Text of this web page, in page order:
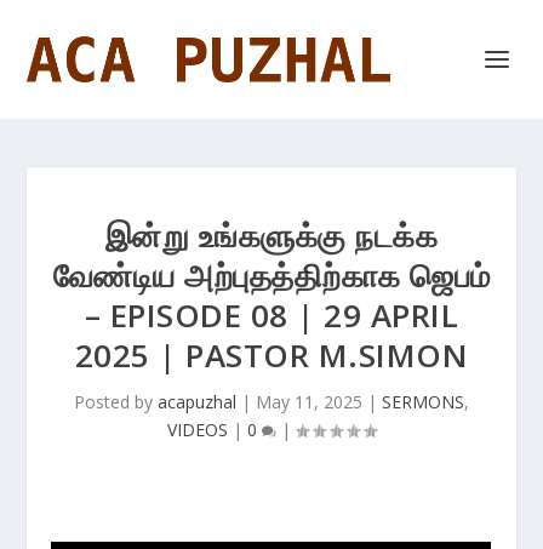
இன்று உங்களுக்கு நடக்க
வேண்டிய அற்புதத்திற்காக ஜெபம்
– EPISODE 08 | 29 APRIL
2025 | PASTOR M.SIMON
Posted by acapuzhal | May 11, 2025 | SERMONS,
VIDEOS | 0 |